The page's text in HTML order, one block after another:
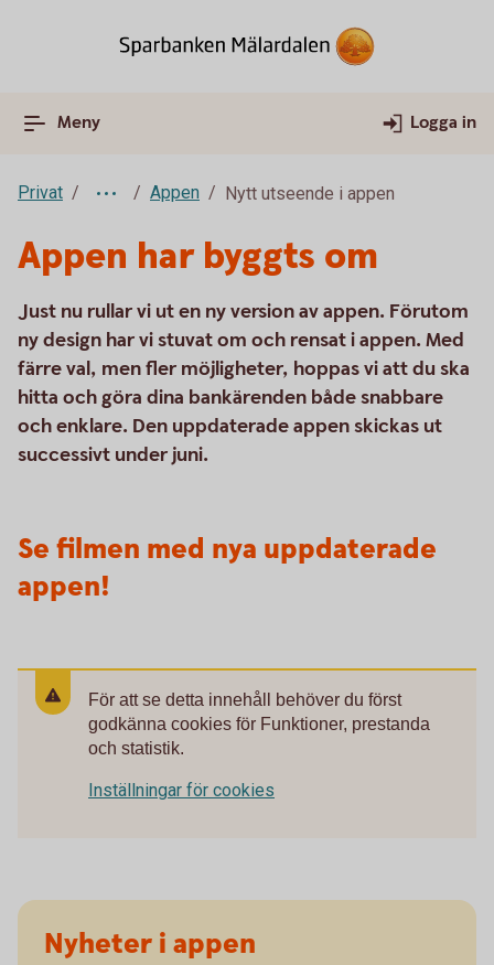
Meny Logga in
Privat Appen Nytt utseende i appen
Appen har byggts om
Just nu rullar vi ut en ny version av appen. Förutom
ny design har vi stuvat om och rensat i appen. Med
färre val, men fler möjligheter, hoppas vi att du ska
hitta och göra dina bankärenden både snabbare
och enklare. Den uppdaterade appen skickas ut
successivt under juni.
Se filmen med nya uppdaterade
appen!
För att se detta innehåll behöver du först
godkänna cookies för Funktioner, prestanda
och statistik.
Inställningar för cookies
Nyheter i appen